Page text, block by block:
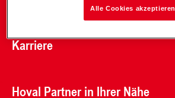
Karriere
Hoval Partner in Ihrer Nähe
Alle Cookies akzeptieren